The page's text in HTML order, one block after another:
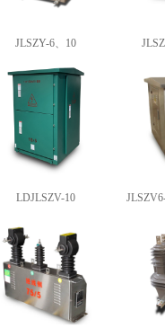
JLSZY-6、10
LDJLSZV-10